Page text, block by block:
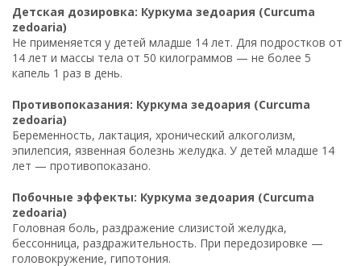
Детская дозировка: Куркума зедоария (Curcuma
zedoaria)
Не применяется у детей младше 14 лет. Для подростков от
14 лет и массы тела от 50 килограммов — не более 5
капель 1 раз в день.
Противопоказания: Куркума зедоария (Curcuma
zedoaria)
Беременность, лактация, хронический алкоголизм,
эпилепсия, язвенная болезнь желудка. У детей младше 14
лет — противопоказано.
Побочные эффекты: Куркума зедоария (Curcuma
zedoaria)
Головная боль, раздражение слизистой желудка,
бессонница, раздражительность. При передозировке —
головокружение, гипотония.